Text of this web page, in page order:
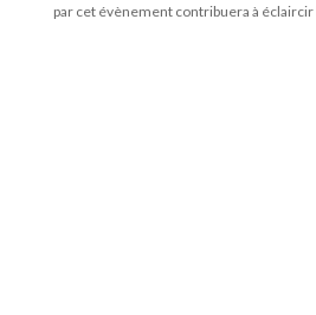
par cet évènement contribuera à éclaircir